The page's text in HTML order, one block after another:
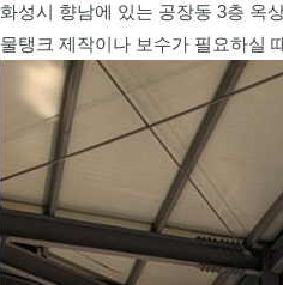
화성시 향남에 있는 공장동 3층 옥
물탱크 제작이나 보수가 필요하실